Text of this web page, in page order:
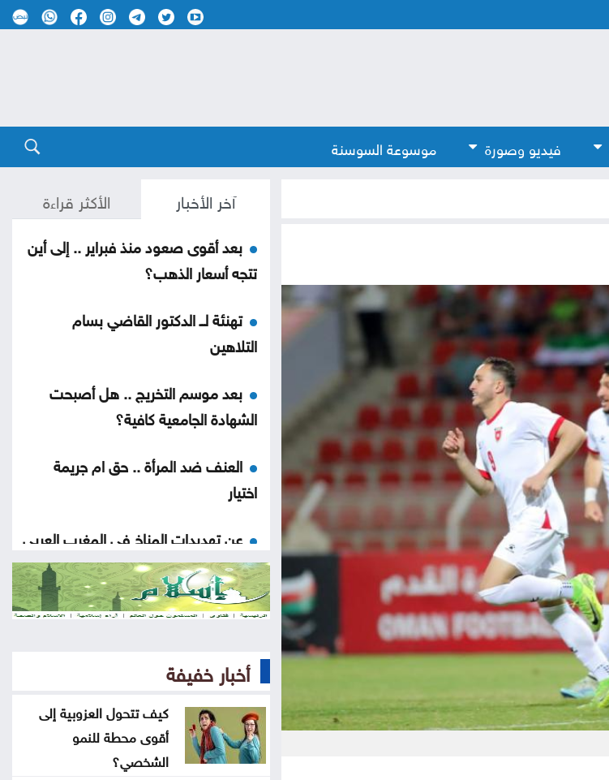
فيديو وصورة موسوعة السوسنة
آخر الأخبار الأكثر قراءة
بعد أقوى صعود منذ فبراير .. إلى أين
تتجه أسعار الذهب؟
تهنئة لــ الدكتور القاضي بسام
التلاهين
بعد موسم التخريج .. هل أصبحت
الشهادة الجامعية كافية؟
العنف ضد المرأة .. حق ام جريمة
اختيار
عن تهديدات المناخ في المغرب العربي
أخيراً العالم يكتشف سبتة
من كريم خان إلى بيدرو سانشيز…
كلفة الوقوف مع فلسطين
جون إسبوزيتو ومجتمعات الإسلام:
أخبار خفيفة
كيف تتحول العزوبية إلى
أقوى محطة للنمو
الشخصي؟